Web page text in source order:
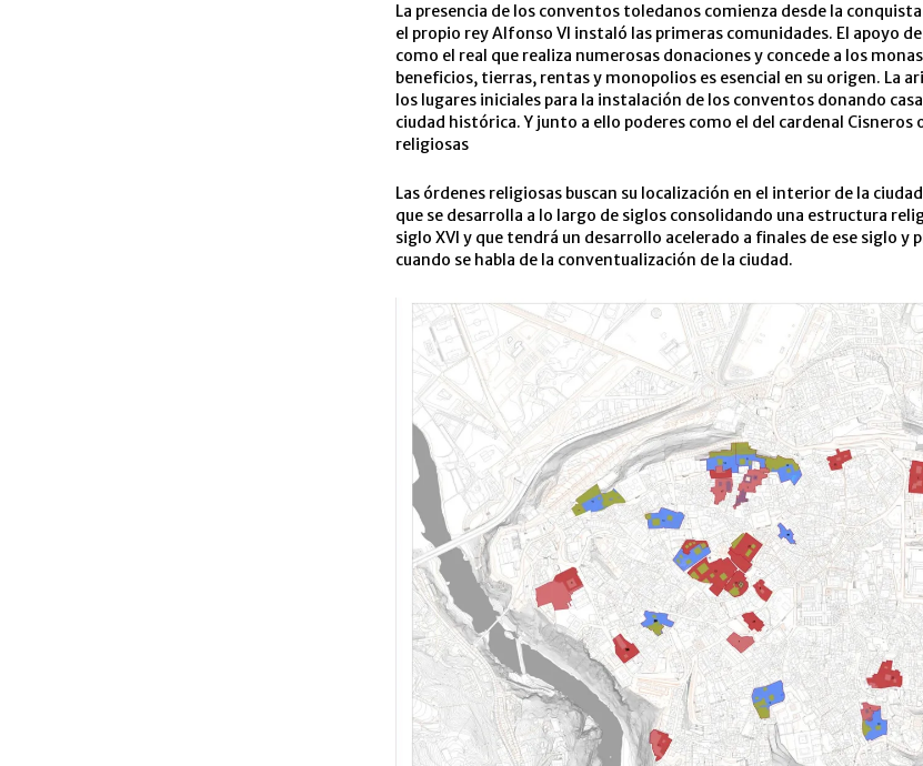
La presencia de los conventos toledanos comienza desde la
el propio rey Alfonso VI instaló las primeras comunidades. El apoyo
como el real que realiza numerosas donaciones y concede a los
beneficios, tierras, rentas y monopolios es esencial en su origen. La
los lugares iniciales para la instalación de los conventos donando
ciudad histórica. Y junto a ello poderes como el del cardenal Cisneros
religiosas
Las órdenes religiosas buscan su localización en el interior de la
que se desarrolla a lo largo de siglos consolidando una estructura
siglo XVI y que tendrá un desarrollo acelerado a finales de ese siglo y
cuando se habla de la conventualización de la ciudad.